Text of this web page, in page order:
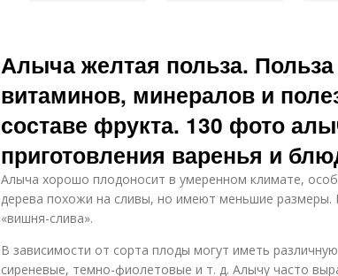
Алыча желтая польза.
витаминов, минералов и
составе фрукта. 130 фото
приготовления варенья и
Алыча хорошо плодоносит в умеренном климате,
дерева похожи на сливы, но имеют меньшие размеры.
«вишня-слива».
В зависимости от сорта плоды могут иметь
сиреневые, темно-фиолетовые и т. д. Алычу часто